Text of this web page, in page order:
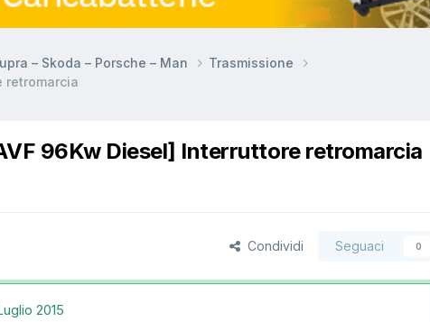
– Skoda – Porsche – Man
Trasmissione
retromarcia
96Kw Diesel] Interruttore retromarcia
Condividi Seguaci 0
2015